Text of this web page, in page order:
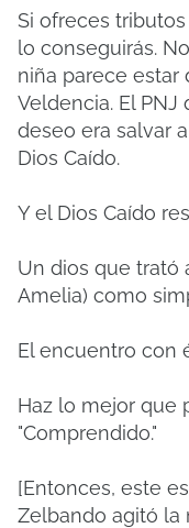
Si ofreces
lo conseguirás.
niña parece estar
Veldencia. El
deseo era salvar
Dios Caído.
Y el Dios Caído
Un dios que trató
Amelia) como
El encuentro con
Haz lo mejor que
"Comprendido."
[Entonces, este
Zelbando agitó la